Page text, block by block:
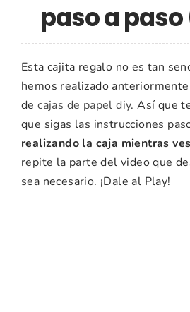
paso a
Esta cajita regalo no es tan
hemos realizado
decajas de papel diy. Así que
que sigas las instrucciones
realizando la caja mientras
repite la parte del video que
sea necesario. ¡Dale al Play!